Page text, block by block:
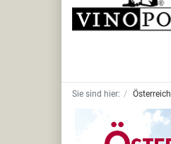
Sie sind hier: Österreich